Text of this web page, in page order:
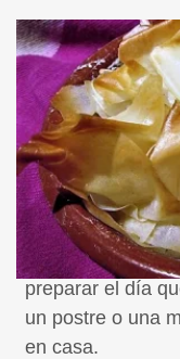
La tarta
preparar el día
un postre o una
en casa.